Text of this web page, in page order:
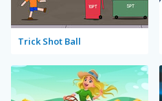
Trick Shot Ball